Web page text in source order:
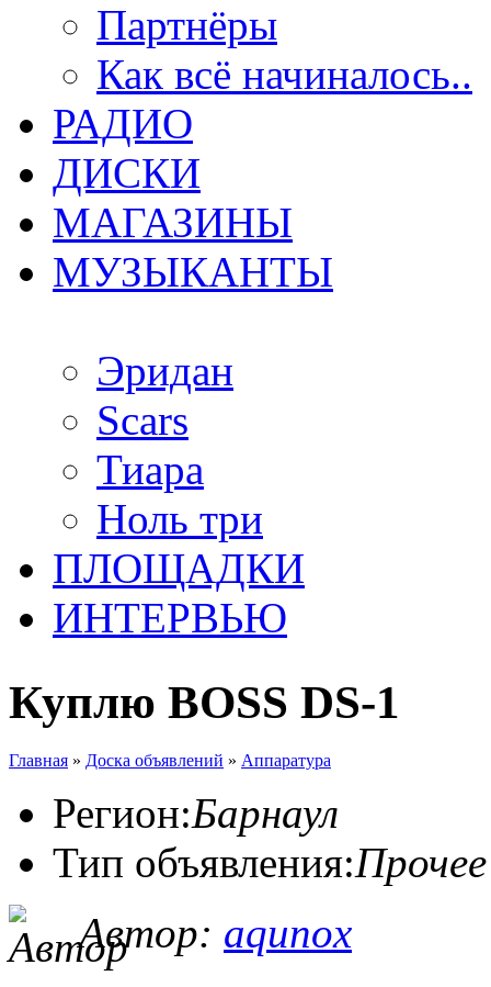
Партнёры
Как всё начиналось..
РАДИО
ДИСКИ
МАГАЗИНЫ
МУЗЫКАНТЫ
Эридан
Scars
Тиара
Ноль три
ПЛОЩАДКИ
ИНТЕРВЬЮ
Куплю BOSS DS-1
Главная » Доска объявлений » Аппаратура
Регион:Барнаул
Тип объявления:Прочее
Автор: aqunox